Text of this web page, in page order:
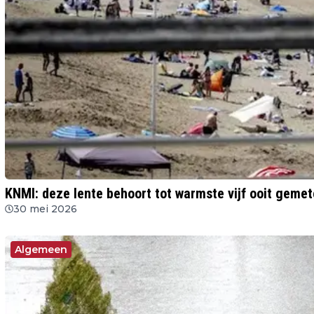
KNMI: deze lente behoort tot warmste vijf ooit
30 mei 2026
Algemeen